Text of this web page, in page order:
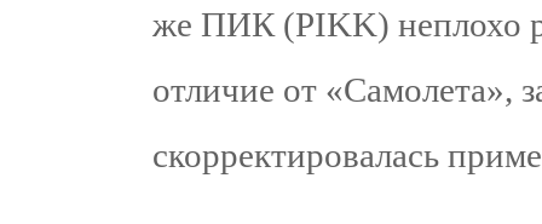
же ПИК (PIKK) неплохо
отличие от «Самолета»,
скорректировалась